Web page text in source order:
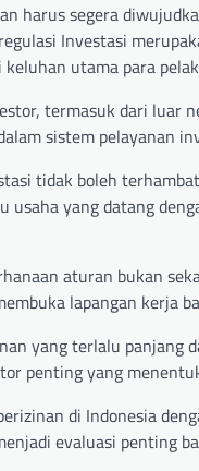
harus segera
Investasi
utama para
termasuk dari luar
sistem pelayanan
tidak boleh
yang datang
aturan bukan
lapangan kerja
yang terlalu panjang
penting yang
di Indonesia
evaluasi penting